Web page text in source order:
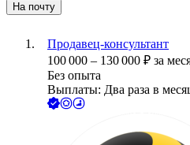
На почту
Продавец-консультант
100 000 – 130 000 ₽ за
Без опыта
Выплаты: Два раза в